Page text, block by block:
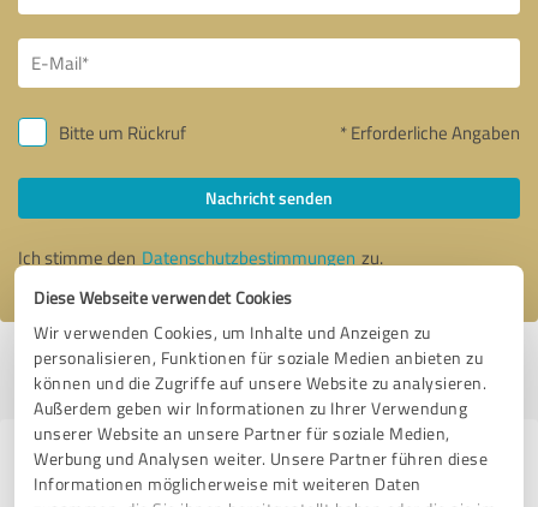
Diese Webseite verwendet Cookies
Wir verwenden Cookies, um Inhalte und Anzeigen zu
personalisieren, Funktionen für soziale Medien anbieten zu
können und die Zugriffe auf unsere Website zu analysieren.
Außerdem geben wir Informationen zu Ihrer Verwendung
unserer Website an unsere Partner für soziale Medien,
Werbung und Analysen weiter. Unsere Partner führen diese
Informationen möglicherweise mit weiteren Daten
Bitte um Rückruf * Erforderliche Angaben
Nachricht senden
Ich stimme den Datenschutzbestimmungen zu.
Profil aktiv seit 25.03.2025 |Letzte Aktualisierung: 01.08.2026|Profil
melden
Erfahrungen zu weiteren